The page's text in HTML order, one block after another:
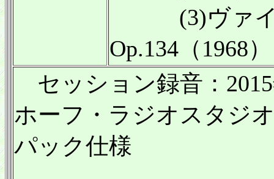
(3)ヴァイ
Op.134（1968）
セッション録音：
ホーフ・ラジオスタジ
パック仕様